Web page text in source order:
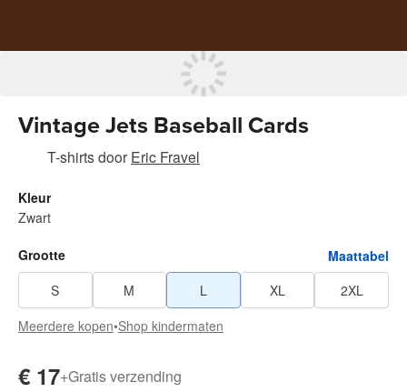
Vintage Jets Baseball Cards
T-shirtsdoor Eric Fravel
Kleur
Zwart
Grootte
Maattabel
S
M L XL
2XL
Meerdere kopen•Shop kindermaten
€ 17+Gratis verzending